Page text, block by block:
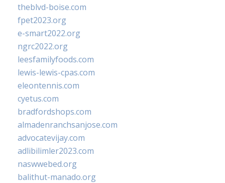
theblvd-boise.com
fpet2023.org
e-smart2022.org
ngrc2022.org
leesfamilyfoods.com
lewis-lewis-cpas.com
eleontennis.com
cyetus.com
bradfordshops.com
almadenranchsanjose.com
advocatevijay.com
adlibilimler2023.com
naswwebed.org
balithut-manado.org